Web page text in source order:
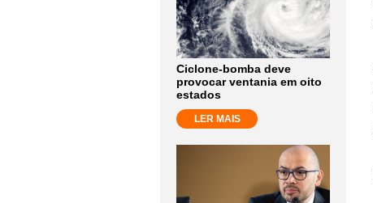
Ciclone-bomba deve
provocar ventania em oito
estados
LER MAIS